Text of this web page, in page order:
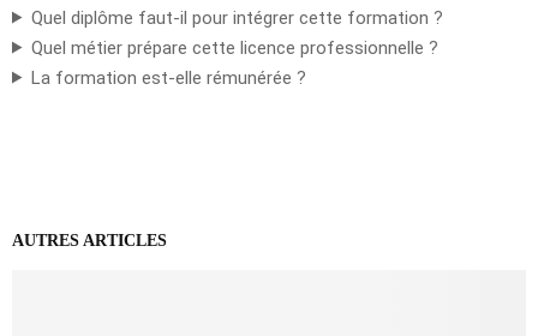
Quel diplôme faut-il pour intégrer cette formation ?
Quel métier prépare cette licence professionnelle ?
La formation est-elle rémunérée ?
AUTRES ARTICLES